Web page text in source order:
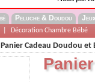
Peluche & Doudou
Décoration Chambre Bébé
Panier Cadeau Doudou et